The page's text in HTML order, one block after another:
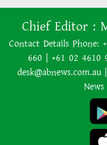
Chief Editor :
Contact Details Phone:
660 | +61 02 4610